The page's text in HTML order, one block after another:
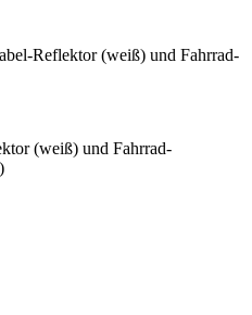
Reflektor (weiß) und Fahrrad-
(weiß) und Fahrrad-